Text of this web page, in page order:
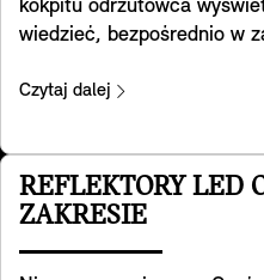
kokpitu odrzutowca
wiedzieć, bezpośrednio w
kluczowe dane, takie jak
inforozrywki. Wyraźny jak
doskonałą jakość obrazu
otoczeniu. Wysokość i
Czytaj dalej
REFLEKTORY LED
ZAKRESIE